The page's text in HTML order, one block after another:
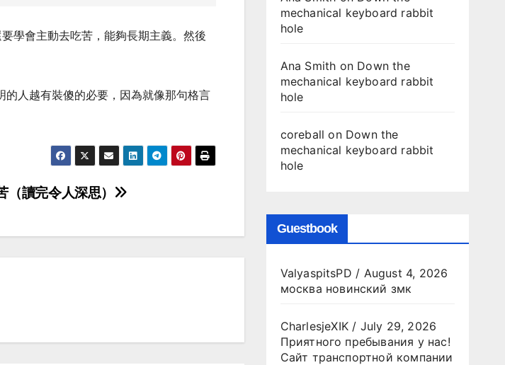
學會主動去吃苦，能夠長期主義。然後
人越有裝傻的必要，因為就像那句格言
（讀完令人深思）
mechanical keyboard rabbit
hole
Ana Smith on Down the
mechanical keyboard rabbit
hole
coreball on Down the
mechanical keyboard rabbit
hole
Guestbook
ValyaspitsPD / August 4, 2026
москва новинский змк
CharlesjeXIK/ July 29, 2026
Приятного пребывания у нас!
Сайт транспортной компании